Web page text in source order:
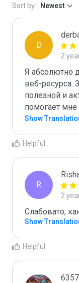
Sort by: Newest
D
2
Я абсолютно
веб-ресурса.
полезной и
помогает мне
Show
Helpful
R
2
Слабовато,
Show
Helpful